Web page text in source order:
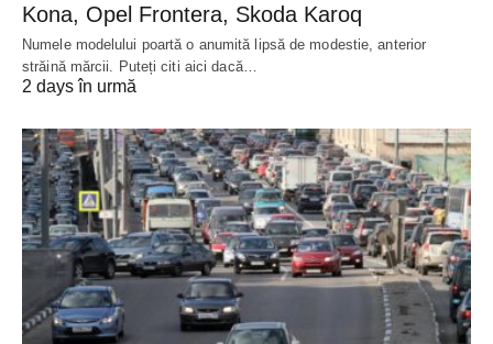
Kona, Opel Frontera, Skoda Karoq
Numele modelului poartă o anumită lipsă de modestie, anterior
străină mărcii. Puteți citi aici dacă…
2 days în urmă